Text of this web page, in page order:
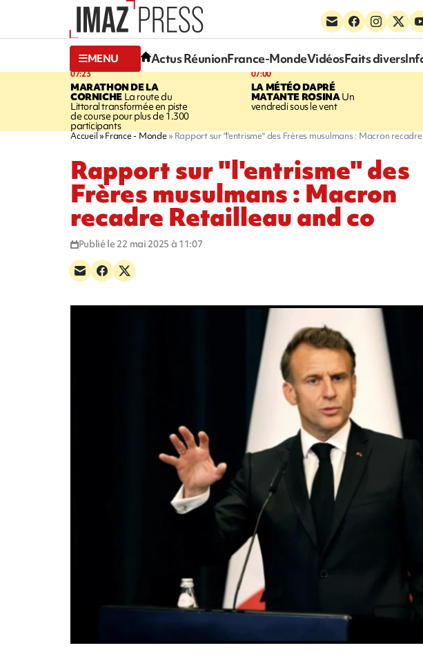
MENU Actus RéunionFrance-MondeVidéosFaits divers
07:23
MARATHON DE LA
CORNICHELa route du
Littoral transformée en piste
de course pour plus de 1.300
participants
07:00
LA MÉTÉO DAPRÉ
MATANTE ROSINAUn
vendredi sous le vent
Accueil France - Monde Rapport sur "l'entrisme" des Frères musulmans : Macron
Rapport sur "l'entrisme" des
Frères musulmans : Macron
recadre Retailleau and co
Publié le 22 mai 2025 à 11:07